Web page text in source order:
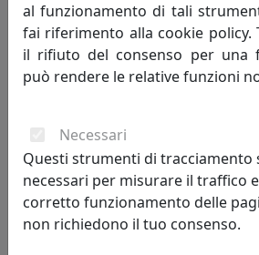
TAVOLINO CONICO BOBINO CON TOP IN
BIANCO
MemeDesign
al funzionamento di tali
fai riferimento alla cookie policy.
il rifiuto del consenso per una
può rendere le relative funzioni
Necessari
Questi strumenti di
necessari per misurare il traffico
corretto funzionamento delle
non richiedono il tuo consenso.